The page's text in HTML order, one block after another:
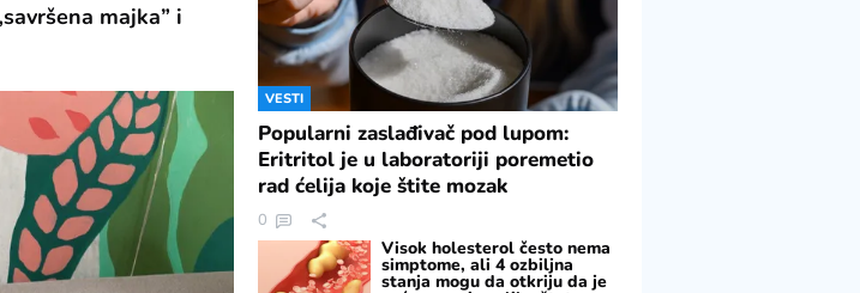
majka” i
VESTI
Popularni zaslađivač pod lupom:
Eritritol je u laboratoriji poremetio
rad ćelija koje štite mozak
0
Visok holesterol često nema
simptome, ali 4 ozbiljna
stanja mogu da otkriju da je